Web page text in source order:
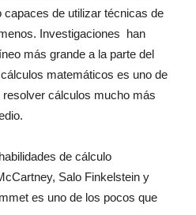
de utilizar técnicas de
Investigaciones han
más grande a la parte del
matemáticos es uno de
cálculos mucho más
de cálculo
Salo Finkelstein y
es uno de los pocos que